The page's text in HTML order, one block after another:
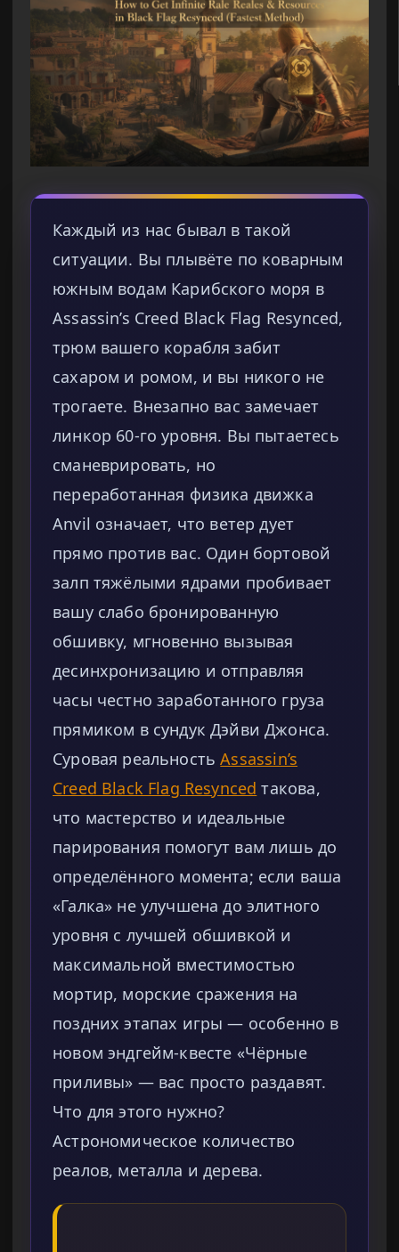
Каждый из нас бывал в такой
ситуации. Вы плывёте по коварным
южным водам Карибского моря в
Assassin’s Creed Black Flag Resynced,
трюм вашего корабля забит
сахаром и ромом, и вы никого не
трогаете. Внезапно вас замечает
линкор 60-го уровня. Вы пытаетесь
сманеврировать, но
переработанная физика движка
Anvil означает, что ветер дует
прямо против вас. Один бортовой
залп тяжёлыми ядрами пробивает
вашу слабо бронированную
обшивку, мгновенно вызывая
десинхронизацию и отправляя
часы честно заработанного груза
прямиком в сундук Дэйви Джонса.
Суровая реальностьAssassin’s
Creed Black Flag Resynced такова,
что мастерство и идеальные
парирования помогут вам лишь до
определённого момента; если ваша
«Галка» не улучшена до элитного
уровня с лучшей обшивкой и
максимальной вместимостью
мортир, морские сражения на
поздних этапах игры — особенно в
новом эндгейм-квесте «Чёрные
приливы» — вас просто раздавят.
Что для этого нужно?
Астрономическое количество
реалов, металла и дерева.